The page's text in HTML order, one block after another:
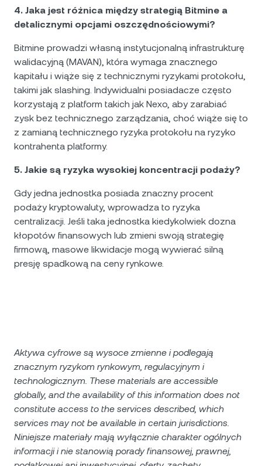
4. Jaka jest różnica między strategią Bitmine a
detalicznymi opcjami oszczędnościowymi?
Bitmine prowadzi własną instytucjonalną infrastrukturę
walidacyjną (MAVAN), która wymaga znacznego
kapitału i wiąże się z technicznymi ryzykami protokołu,
takimi jak slashing. Indywidualni posiadacze często
korzystają z platform takich jak Nexo, aby zarabiać
zysk bez technicznego zarządzania, choć wiąże się to
z zamianą technicznego ryzyka protokołu na ryzyko
kontrahenta platformy.
5. Jakie są ryzyka wysokiej koncentracji podaży?
Gdy jedna jednostka posiada znaczny procent
podaży kryptowaluty, wprowadza to ryzyka
centralizacji. Jeśli taka jednostka kiedykolwiek dozna
kłopotów finansowych lub zmieni swoją strategię
firmową, masowe likwidacje mogą wywierać silną
presję spadkową na ceny rynkowe.
Aktywa cyfrowe są wysoce zmienne i podlegają
znacznym ryzykom rynkowym, regulacyjnym i
technologicznym. These materials are accessible
globally, and the availability of this information does not
constitute access to the services described, which
services may not be available in certain jurisdictions.
Niniejsze materiały mają wyłącznie charakter ogólnych
informacji i nie stanowią porady finansowej, prawnej,